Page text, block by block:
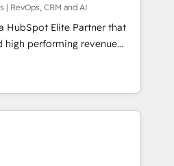
Elite Solutions
Yves Rocher,
Piel, confiaron en
Te ayudamos a identificar
más impacto te dará.
| RevOps, CRM and AI
HubSpot Elite Partner that
high performing revenue
sales cycles, multi
global SaaS or
by leading enterprises
ups including Sony, Rapyd,
Technologies, EMA
& data
& End to end